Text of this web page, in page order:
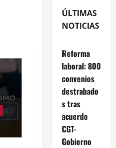
ÚLTIMAS
NOTICIAS
Reforma
laboral: 800
convenios
destrabado
s tras
acuerdo
CGT-
Gobierno